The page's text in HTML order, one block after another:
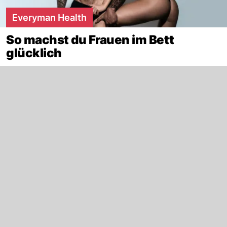
Everyman Health
So machst du Frauen im Bett
glücklich